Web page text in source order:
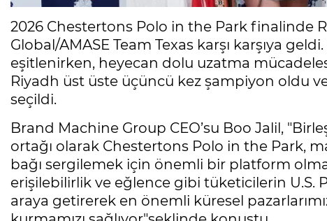
2026 Chestertons Polo in the Park finalinde
Global/AMASE Team Texas karşı karşıya
eşitlenirken, heyecan dolu uzatma
Riyadh üst üste üçüncü kez şampiyon oldu
seçildi.
Brand Machine Group CEO’su Boo Jalil,
ortağı olarak Chestertons Polo in the Park,
bağı sergilemek için önemli bir platform
erişilebilirlik ve eğlence gibi tüketicilerin U.S.
araya getirerek en önemli küresel